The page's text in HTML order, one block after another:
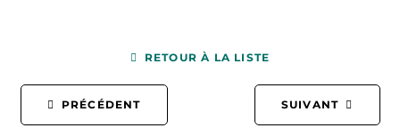
PRÉCÉDENT
RETOUR À LA LISTE
SUIVANT